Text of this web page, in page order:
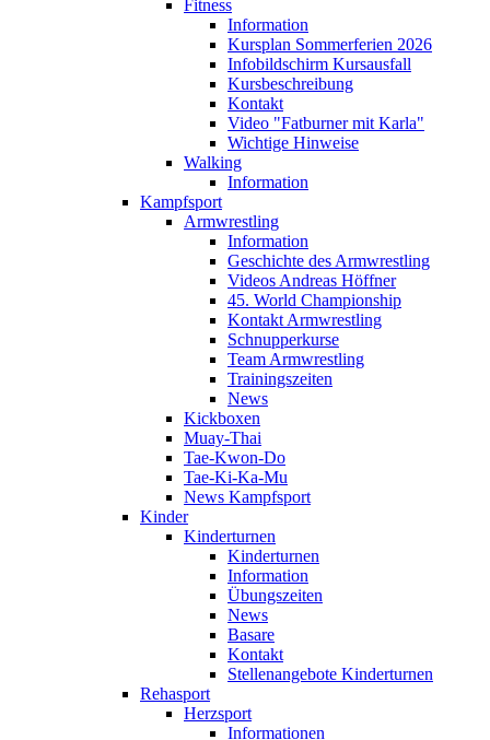
Fitness
Information
Kursplan Sommerferien 2026
Infobildschirm Kursausfall
Kursbeschreibung
Kontakt
Video "Fatburner mit Karla"
Wichtige Hinweise
Walking
Information
Kampfsport
Armwrestling
Information
Geschichte des Armwrestling
Videos Andreas Höffner
45. World Championship
Kontakt Armwrestling
Schnupperkurse
Team Armwrestling
Trainingszeiten
News
Kickboxen
Muay-Thai
Tae-Kwon-Do
Tae-Ki-Ka-Mu
News Kampfsport
Kinder
Kinderturnen
Kinderturnen
Information
Übungszeiten
News
Basare
Kontakt
Stellenangebote Kinderturnen
Rehasport
Herzsport
Informationen